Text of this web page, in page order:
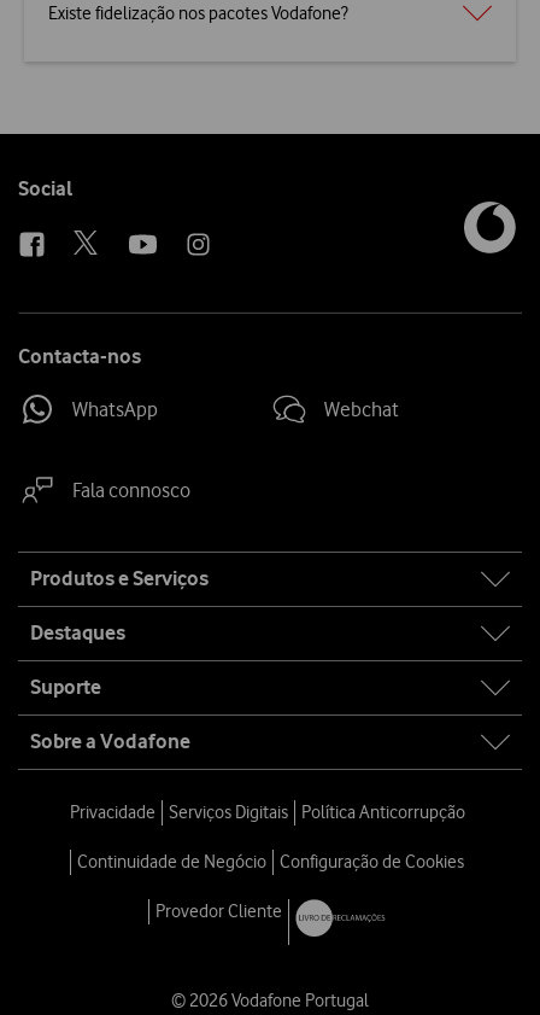
Existe fidelização nos pacotes Vodafone?
Follow
Social
Contacta-nos
WhatsApp Webchat
Fala connosco
map
Produtos e Serviços
Destaques
Suporte
Sobre a Vodafone
Privacidade Serviços Digitais Política Anticorrupção
Continuidade de Negócio Configuração de Cookies
Provedor Cliente
© 2026 Vodafone Portugal